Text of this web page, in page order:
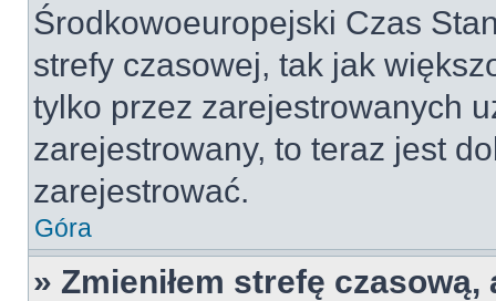
Środkowoeuropejski Czas
strefy czasowej, tak jak
tylko przez zarejestrowanych
zarejestrowany, to teraz jest
zarejestrować.
Góra
» Zmieniłem strefę